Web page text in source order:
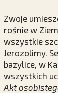
Zwoje
rośnie w
wszystkie
Jerozolimy.
bazylice, w
wszystkich
Akt